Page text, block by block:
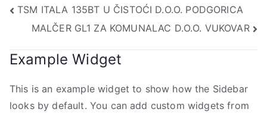
Navigacija
objava
TSM ITALA 135BT U ČISTOĆI D.O.O. PODGORICA
MALČER GL1 ZA KOMUNALAC D.O.O. VUKOVAR
Example Widget
This is an example widget to show how the Sidebar
looks by default. You can add custom widgets from